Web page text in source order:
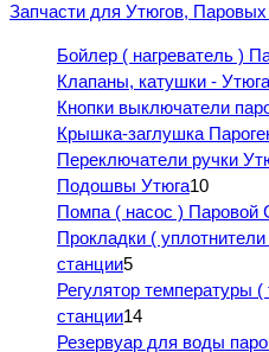
Запчасти для Утюгов,
Бойлер ( нагреватель )
Клапаны, катушки -
Кнопки выключатели
Крышка-заглушка
Переключатели ручки
Подошвы Утюга10
Помпа ( насос ) Паровой
Прокладки (
станции5
Регулятор температуры
станции14
Резервуар для воды